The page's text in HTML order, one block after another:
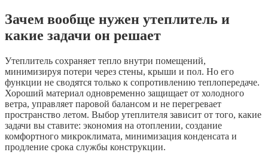
Зачем вообще нужен утеплитель и
какие задачи он решает
Утеплитель сохраняет тепло внутри помещений,
минимизируя потери через стены, крыши и пол. Но его
функции не сводятся только к сопротивлению теплопередаче.
Хороший материал одновременно защищает от холодного
ветра, управляет паровой балансом и не перегревает
пространство летом. Выбор утеплителя зависит от того, какие
задачи вы ставите: экономия на отоплении, создание
комфортного микроклимата, минимизация конденсата и
продление срока службы конструкции.